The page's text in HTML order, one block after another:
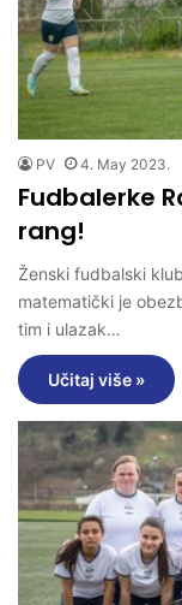
PV 4. May 2023.
Fudbalerke
rang!
Ženski fudbalski
matematički je
tim i ulazak…
Učitaj više »